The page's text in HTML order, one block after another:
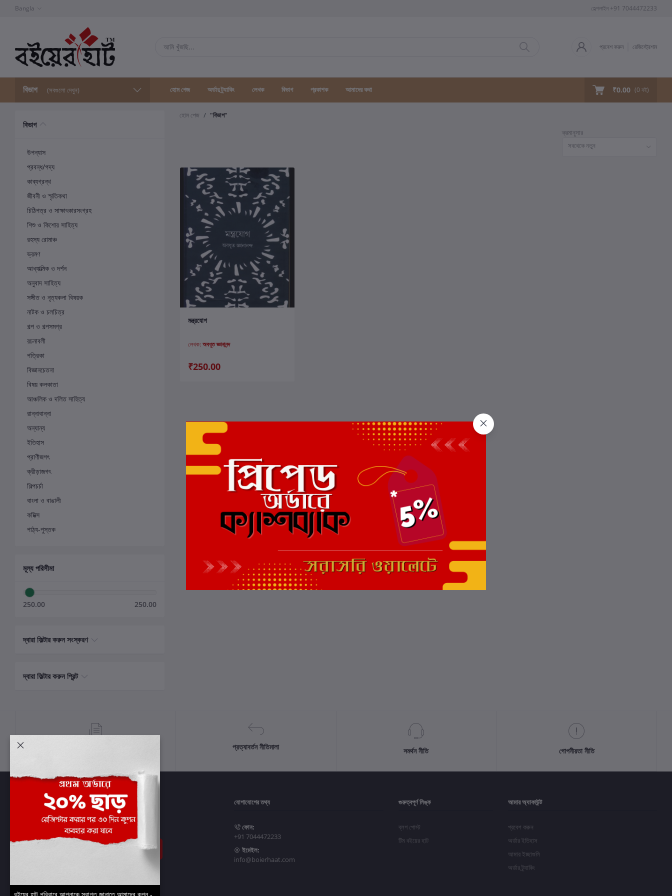
Bangla হেল্পলাইন +91 7044472233
প্রবেশ করুন রেজিস্ট্রেশান
বিভাগ (সবগুলো দেখুন) হোম পেজ অর্ডার ট্র্যাকিং লেখক বিভাগ প্রকাশক আমাদের কথা ₹0.00 (0 বই)
বিভাগ
উপন্যাস
প্রবন্ধ/গদ্য
কাব্যগ্রন্থ
জীবনী ও স্মৃতিকথা
চিঠিপত্র ও সাক্ষাৎকারসংগ্রহ
শিশু ও কিশোর সাহিত্য
রহস্য রোমাঞ্চ
ভ্রমণ
আধ্যাত্মিক ও দর্শন
অনুবাদ সাহিত্য
সঙ্গীত ও নৃত্যকলা বিষয়ক
নাটক ও চলচিত্র
গল্প ও গল্পসমগ্র
রচনাবলী
পত্রিকা
বিজ্ঞানচেতনা
বিষয় কলকাতা
আঞ্চলিক ও দলিত সাহিত্য
রান্নাবান্না
অন্যান্য
ইতিহাস
প্রাণীজগৎ
ক্রীড়াজগৎ
শিল্পচর্চা
বাংলা ও বাঙালী
কমিক্স
পাঠ্য-পুস্তক
মূল্য পরিসীমা
250.00 250.00
দ্বারা ফিল্টার করুন সংস্করণ
দ্বারা ফিল্টার করুন প্রিন্ট
হোম পেজ
"বিভাগ"
ক্রমানুসার
সবথেকে নতুন
মন্ত্রযোগ
লেখক: অবধূত জ্ঞানানন্দ
₹250.00
প্রত্যাবর্তন নীতিমালা সমর্থন নীতি গোপনীয়তা নীতি
সাবস্ক্রাইব
যোগাযোগের তথ্য
ফোন:
+91 7044472233
ইমেইল:
info@boierhaat.com
গুরুত্বপূর্ণ লিঙ্ক
ব্লগ পোস্ট
টিম বইয়ের হাট
আমার অ্যাকাউন্ট
প্রবেশ করুন
অর্ডার ইতিহাস
আমার ইচ্ছাগুলি
অর্ডার ট্র্যাকিং